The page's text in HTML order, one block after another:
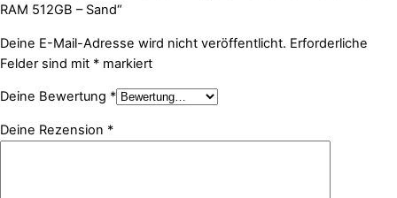
RAM 512GB – Sand“
Deine E-Mail-Adresse wird nicht veröffentlicht. Erforderliche
Felder sind mit * markiert
Deine Bewertung *
Deine Rezension *